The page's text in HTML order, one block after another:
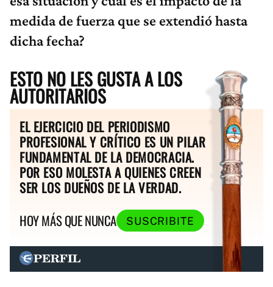
medida de fuerza que se extendió hasta
dicha fecha?
ESTO NO LES GUSTA A LOS
AUTORITARIOS
EL EJERCICIO DEL PERIODISMO
PROFESIONAL Y CRÍTICO ES UN PILAR
FUNDAMENTAL DE LA DEMOCRACIA.
POR ESO MOLESTA A QUIENES CREEN
SER LOS DUEÑOS DE LA VERDAD.
HOY MÁS QUE NUNCA
SUSCRIBITE